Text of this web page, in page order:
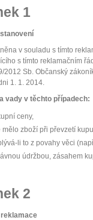
1
v souladu s tímto
s tímto reklamačním
Sb. Občanský
1. 1. 2014.
vady v těchto případech:
ceny,
zboží při převzetí
li to z povahy věci
údržbou, zásahem
2